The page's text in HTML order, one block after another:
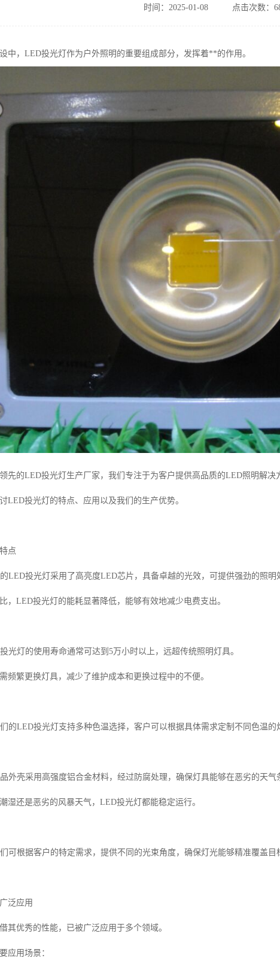
时间：2025-01-08 点击次数：
中，LED投光灯作为户外照明的重要组成部分，发挥着**的作用。
先的LED投光灯生产厂家，我们专注于为客户提供高品质的LED照明解
LED投光灯的特点、应用以及我们的生产优势。
点
LED投光灯采用了高亮度LED芯片，具备卓越的光效，可提供强劲的照明
，LED投光灯的能耗显著降低，能够有效地减少电费支出。
光灯的使用寿命通常可达到5万小时以上，远超传统照明灯具。
频繁更换灯具，减少了维护成本和更换过程中的不便。
的LED投光灯支持多种色温选择，客户可以根据具体需求定制不同色温
外壳采用高强度铝合金材料，经过防腐处理，确保灯具能够在恶劣的天气
湿还是恶劣的风暴天气，LED投光灯都能稳定运行。
可根据客户的特定需求，提供不同的光束角度，确保灯光能够精准覆盖目
泛应用
其优秀的性能，已被广泛应用于多个领域。
应用场景：